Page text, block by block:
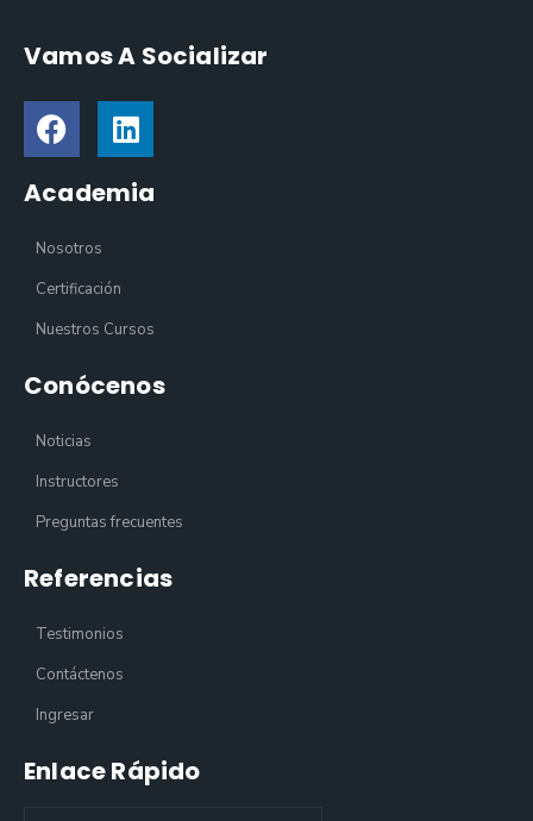
Vamos A Socializar
Academia
Nosotros
Certificación
Nuestros Cursos
Conócenos
Noticias
Instructores
Preguntas frecuentes
Referencias
Testimonios
Contáctenos
Ingresar
Enlace Rápido